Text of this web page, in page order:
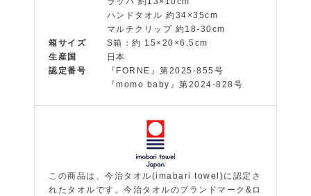
ハンドタオル 約34×35cm
マルチクリップ 約18-30cm
箱サイズ
S箱：約 15×20×6.5cm
生産国
日本
認定番号
『FORNE』第2025-855号
『momo baby』第2024-828号
この商品は、今治タオル(imabari towel)に認定さ
れたタオルです。今治タオルのブランドマーク&ロ